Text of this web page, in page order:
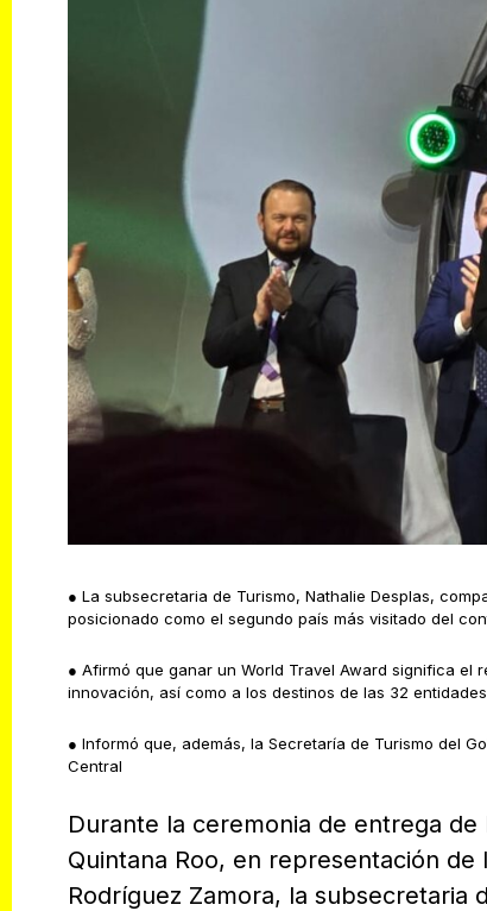
● La subsecretaria de Turismo, Nathalie Desplas,
posicionado como el segundo país más visitado del
● Afirmó que ganar un World Travel Award significa
innovación, así como a los destinos de las 32
● Informó que, además, la Secretaría de Turismo del
Central
Durante la ceremonia de entrega
Quintana Roo, en representación
Rodríguez Zamora, la subsecretaria